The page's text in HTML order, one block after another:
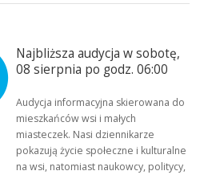
Najbliższa audycja w sobotę,
08 sierpnia po godz. 06:00
Audycja informacyjna skierowana do
mieszkańców wsi i małych
miasteczek. Nasi dziennikarze
pokazują życie społeczne i kulturalne
na wsi, natomiast naukowcy, politycy,